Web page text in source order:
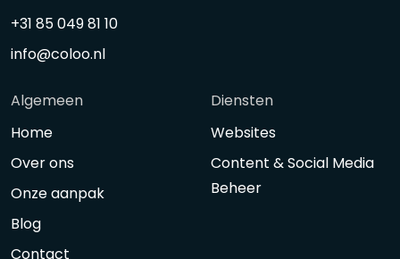
+31 85 049 81 10
info@coloo.nl
Algemeen
Home
Over ons
Onze aanpak
Blog
Contact
Diensten
Websites
Content & Social Media
Beheer